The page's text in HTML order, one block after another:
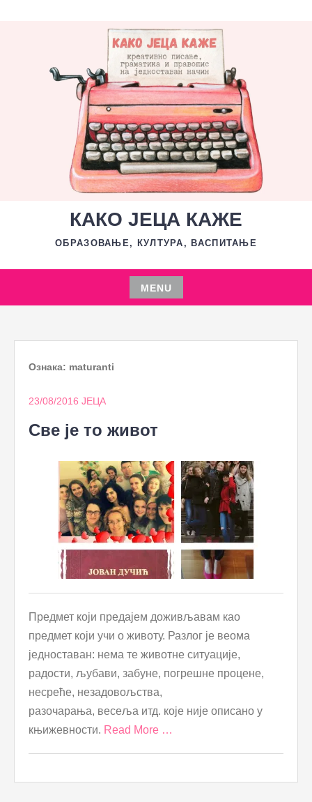
КАКО ЈЕЦА КАЖЕ
ОБРАЗОВАЊЕ, КУЛТУРА, ВАСПИТАЊЕ
MENU
Skip
content
Ознака: maturanti
23/08/2016 ЈЕЦА
Све је то живот
Предмет који предајем доживљавам као
предмет који учи о животу. Разлог је веома
једноставан: нема те животне ситуације,
радости, љубави, забуне, погрешне процене,
несреће, незадовољства,
разочарања, весеља итд. које није описано у
књижевности. Read More …